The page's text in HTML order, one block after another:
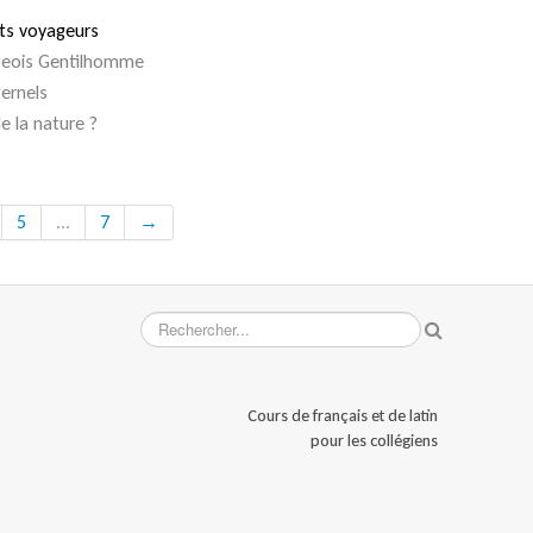
voyageurs
Gentilhomme
la nature ?
5 ... 7 →
Cours de français et de latin
pour les collégiens